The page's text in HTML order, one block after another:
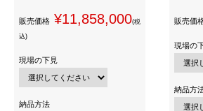
販売価格 ¥11,858,000(税
込)
現場の下見
納品方法
販売価
現場の
納品方